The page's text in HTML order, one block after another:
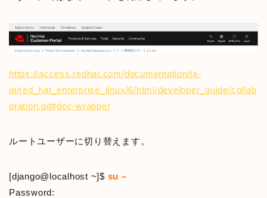
https://access.redhat.com/documentation/ja-
jp/red_hat_enterprise_linux/6/html/developer_guide/collab
oration.git#doc-wrapper
ルートユーザーに切り替えます。
[django@localhost ~]$ su –
Password: